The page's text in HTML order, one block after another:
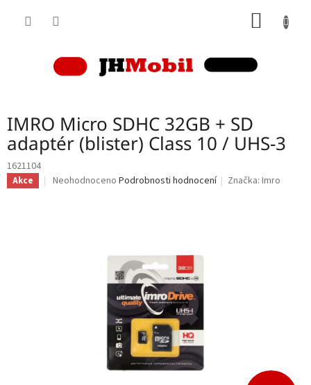
IMRO Micro SDHC 32GB + SD
adaptér (blister) Class 10 / UHS-3
1621104
Akce
Průměrné
Neohodnoceno Podrobnosti hodnocení Značka:Imro